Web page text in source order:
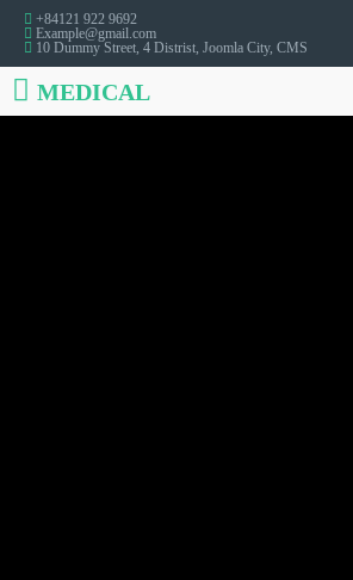
+84121 922 9692
Example@gmail.com
10 Dummy Street, 4 Distrist, Joomla City, CMS
MEDICAL
Custom
JUST ADD